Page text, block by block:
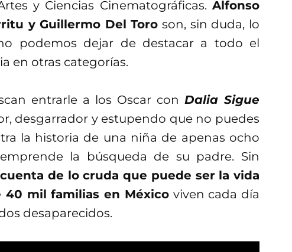
y Ciencias Cinematográficas. Alfonso
y Guillermo Del Toro son, sin duda, lo
podemos dejar de destacar a todo el
en otras categorías.
entrarle a los Oscar con Dalia Sigue
desgarrador y estupendo que no puedes
la historia de una niña de apenas ocho
la búsqueda de su padre. Sin
de lo cruda que puede ser la vida
mil familias en Méxicoviven cada día
desaparecidos.